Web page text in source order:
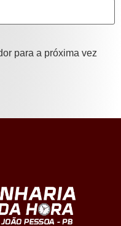
para a próxima vez